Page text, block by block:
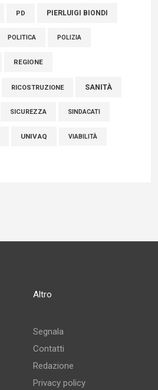
PD PIERLUIGI BIONDI
POLITICA POLIZIA
REGIONE
RICOSTRUZIONE SANITÀ
SICUREZZA SINDACATI
UNIVAQ VIABILITÀ
Altro
Segnala
Contatti
Redazione
Privacy policy